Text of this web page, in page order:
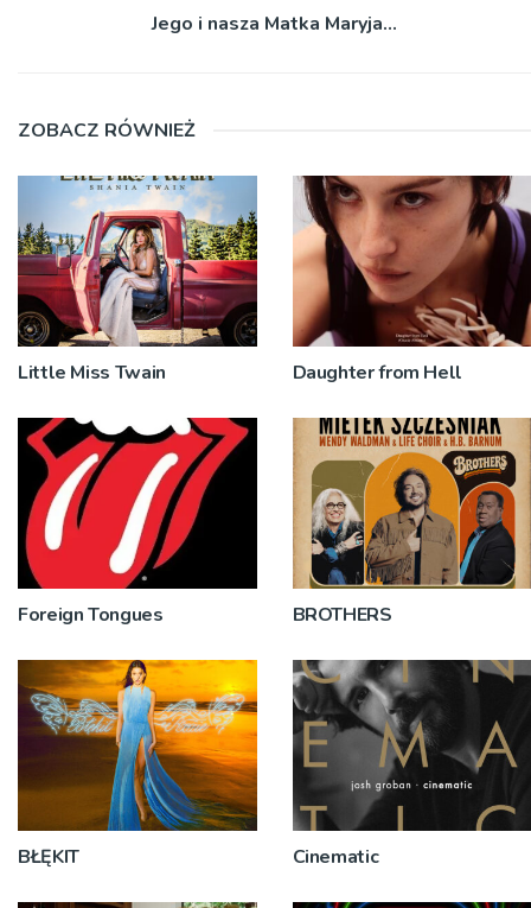
Jego i nasza Matka Maryja…
ZOBACZ RÓWNIEŻ
Little Miss Twain Daughter from Hell
Foreign Tongues BROTHERS
BŁĘKIT Cinematic